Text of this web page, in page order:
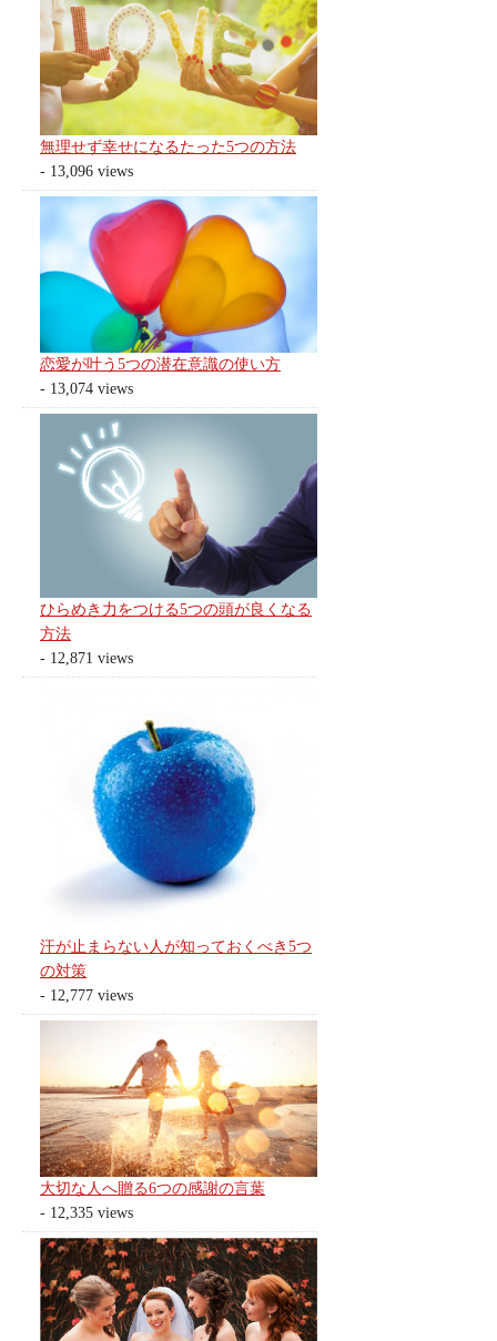
無理せず幸せになるたった5つの方法
- 13,096 views
恋愛が叶う5つの潜在意識の使い方
- 13,074 views
ひらめき力をつける5つの頭が良くなる
方法
- 12,871 views
汗が止まらない人が知っておくべき5つ
の対策
- 12,777 views
大切な人へ贈る6つの感謝の言葉
- 12,335 views